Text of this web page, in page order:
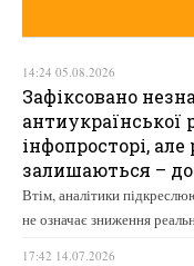
14:24 05.08.2026
Зафіксовано
інфопросторі,
залишаються –
Втім, аналітики
не означає зниження
17:42 14.07.2026